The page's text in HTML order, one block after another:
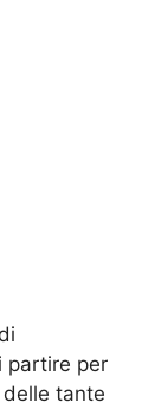
partire per
tante